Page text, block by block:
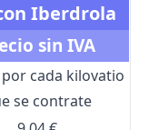
Iberdrola
sin IVA
por cada kilovatio
se contrate